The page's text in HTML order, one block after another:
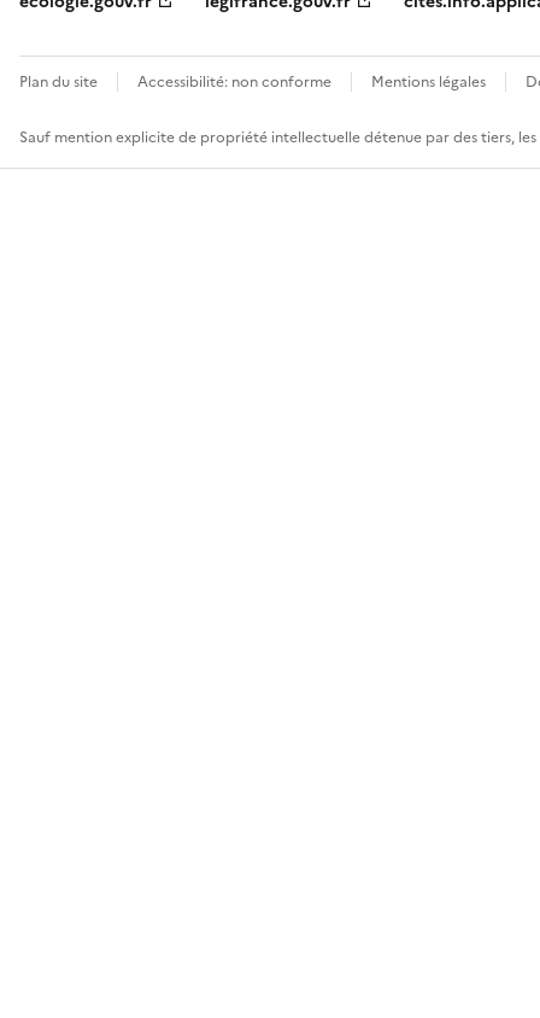
Plan du site Accessibilité: non conforme Mentions légales
Sauf mention explicite de propriété intellectuelle détenue par des tiers,